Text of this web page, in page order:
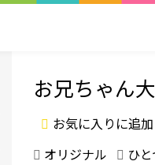
お兄ちゃん
お気に入りに追加
オリジナル ひ